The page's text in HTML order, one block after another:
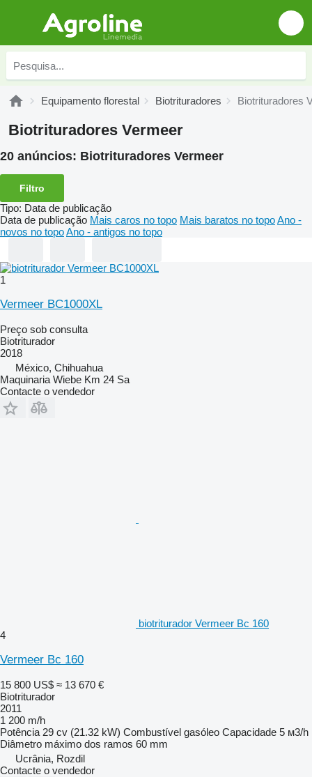
Equipamento florestal Biotrituradores Biotrituradores
Biotrituradores Vermeer
20 anúncios: Biotrituradores Vermeer
Filtro
Tipo: Data de publicação
Data de publicação Mais caros no topo Mais baratos no topoAno -
novos no topoAno - antigos no topo
1
Vermeer BC1000XL
Preço sob consulta
Biotriturador
2018
México, Chihuahua
Maquinaria Wiebe Km 24 Sa
Contacte o vendedor
biotriturador Vermeer Bc 160
4
Vermeer Bc 160
15 800 US$ ≈ 13 670 €
Biotriturador
2011
1 200 m/h
Potência 29 cv (21.32 kW) Combustível gasóleo Capacidade 5 м3/h
Diâmetro máximo dos ramos 60 mm
Ucrânia, Rozdil
Contacte o vendedor